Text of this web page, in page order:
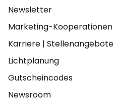
Newsletter
Marketing-Kooperationen
Karriere | Stellenangebote
Lichtplanung
Gutscheincodes
Newsroom